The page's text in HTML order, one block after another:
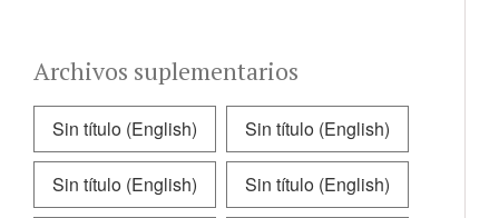
Archivos suplementarios
Sin título (English) Sin título (English)
Sin título (English) Sin título (English)